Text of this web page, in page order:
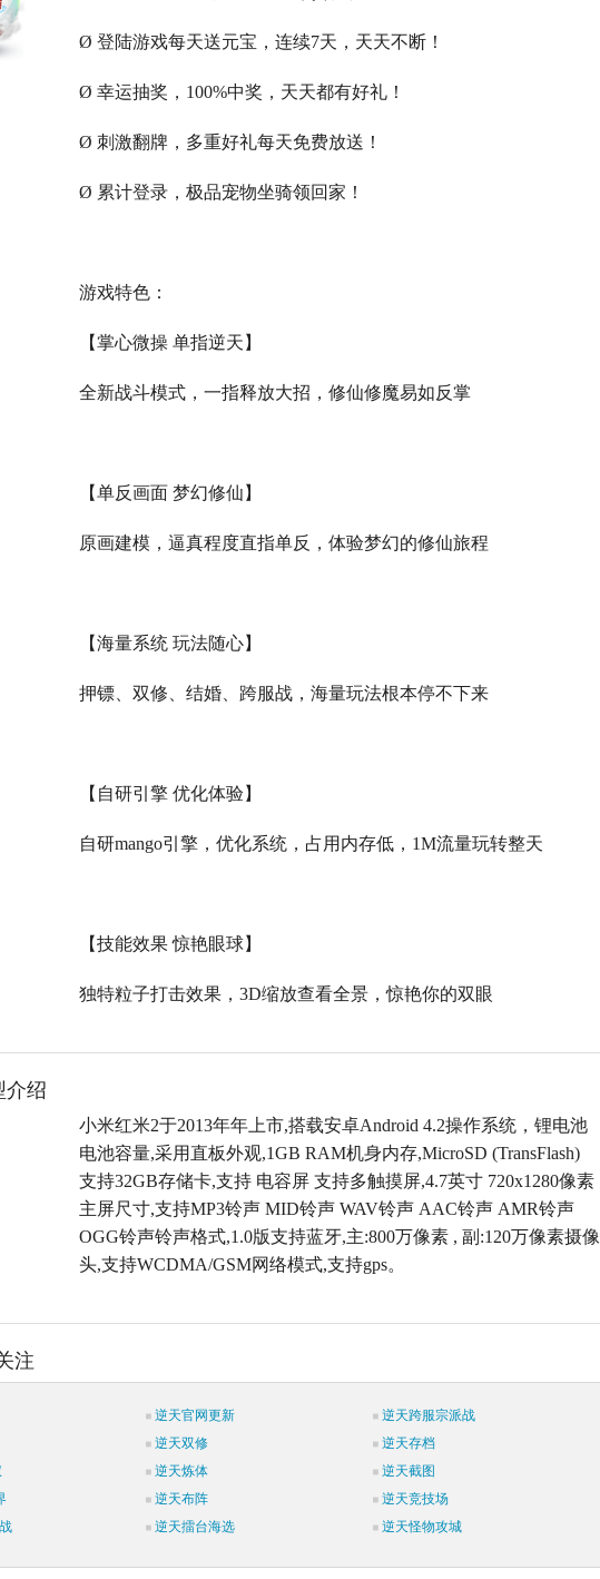
Ø 登陆游戏每天送元宝，连续7天，天天不断！
Ø 幸运抽奖，100%中奖，天天都有好礼！
Ø 刺激翻牌，多重好礼每天免费放送！
Ø 累计登录，极品宠物坐骑领回家！
游戏特色：
【掌心微操 单指逆天】
全新战斗模式，一指释放大招，修仙修魔易如反掌
【单反画面 梦幻修仙】
原画建模，逼真程度直指单反，体验梦幻的修仙旅程
【海量系统 玩法随心】
押镖、双修、结婚、跨服战，海量玩法根本停不下来
【自研引擎 优化体验】
自研mango引擎，优化系统，占用内存低， 1M流量玩转整天
【技能效果 惊艳眼球】
独特粒子打击效果，3D缩放查看全景，惊艳你的双眼
介绍
小米红米2于2013年年上市,搭载安卓Android 4.2操作系统，锂电池
电池容量,采用直板外观,1GB RAM机身内存,MicroSD (TransFlash)
支持32GB存储卡,支持 电容屏 支持多触摸屏,4.7英寸 720x1280像素
主屏尺寸,支持MP3铃声 MID铃声 WAV铃声 AAC铃声 AMR铃声
OGG铃声铃声格式,1.0版支持蓝牙,主:800万像素 , 副:120万像素摄像
头,支持WCDMA/GSM网络模式,支持gps。
注
逆天官网更新
逆天跨服宗派战
逆天双修
逆天存档
逆天炼体
逆天截图
逆天布阵
逆天竞技场
逆天擂台海选 逆天怪物攻城